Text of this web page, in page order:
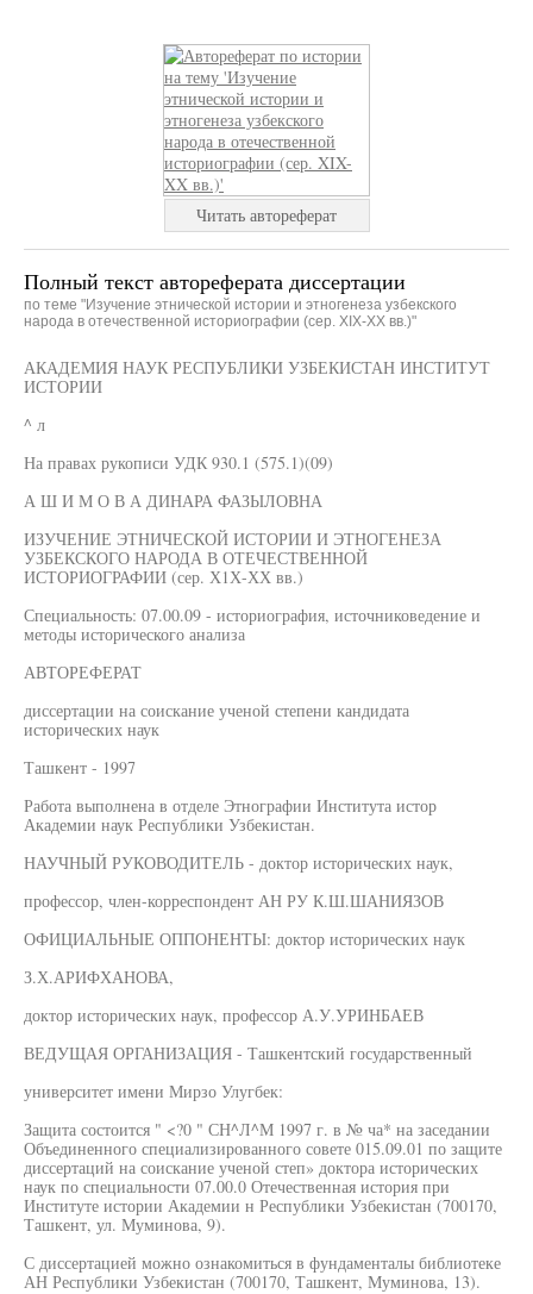
Читать автореферат
Полный текст автореферата диссертации
по теме "Изучение этнической истории и этногенеза узбекского
народа в отечественной историографии (сер. XIX-XX вв.)"
АКАДЕМИЯ НАУК РЕСПУБЛИКИ УЗБЕКИСТАН ИНСТИТУТ
ИСТОРИИ
^ л
На правах рукописи УДК 930.1 (575.1)(09)
А Ш И М О В А ДИНАРА ФАЗЫЛОВНА
ИЗУЧЕНИЕ ЭТНИЧЕСКОЙ ИСТОРИИ И ЭТНОГЕНЕЗА
УЗБЕКСКОГО НАРОДА В ОТЕЧЕСТВЕННОЙ
ИСТОРИОГРАФИИ (сер. Х1Х-ХХ вв.)
Специальность: 07.00.09 - историография, источниковедение и
методы исторического анализа
АВТОРЕФЕРАТ
диссертации на соискание ученой степени кандидата
исторических наук
Ташкент - 1997
Работа выполнена в отделе Этнографии Института истор
Академии наук Республики Узбекистан.
НАУЧНЫЙ РУКОВОДИТЕЛЬ - доктор исторических наук,
профессор, член-корреспондент АН РУ К.Ш.ШАНИЯЗОВ
ОФИЦИАЛЬНЫЕ ОППОНЕНТЫ: доктор исторических наук
З.Х.АРИФХАНОВА,
доктор исторических наук, профессор А.У.УРИНБАЕВ
ВЕДУЩАЯ ОРГАНИЗАЦИЯ - Ташкентский государственный
университет имени Мирзо Улугбек:
Защита состоится " <?0 " СН^Л^М 1997 г. в № ча* на заседании
Объединенного специализированного совете 015.09.01 по защите
диссертаций на соискание ученой степ» доктора исторических
наук по специальности 07.00.0 Отечественная история при
Институте истории Академии н Республики Узбекистан (700170,
Ташкент, ул. Муминова, 9).
С диссертацией можно ознакомиться в фундаменталы библиотеке
АН Республики Узбекистан (700170, Ташкент, Муминова, 13).